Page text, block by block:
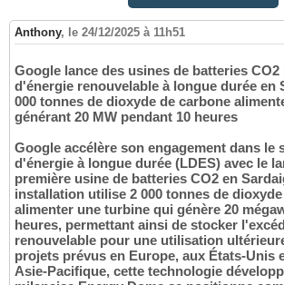
Anthony, le 24/12/2025 à 11h51
Google lance des usines de batteries
d'énergie renouvelable à longue durée en
000 tonnes de dioxyde de carbone
générant 20 MW pendant 10 heures
Google accélère son engagement dans le
d'énergie à longue durée (LDES) avec le
première usine de batteries CO2 en
installation utilise 2 000 tonnes de
alimenter une turbine qui génère 20
heures, permettant ainsi de stocker
renouvelable pour une utilisation
projets prévus en Europe, aux États-Unis
Asie-Pacifique, cette technologie